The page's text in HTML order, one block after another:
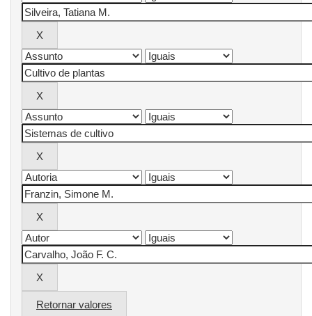
Retornar valores